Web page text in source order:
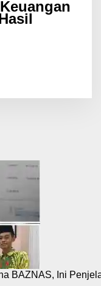
BAZNAS, Ini